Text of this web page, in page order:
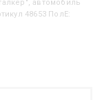
автомобиль
48653 ПолЕ: